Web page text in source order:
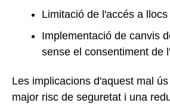
Limitació de l'accés a
Implementació de canvis
sense el consentiment de
Les implicacions d'aquest mal
major risc de seguretat i una